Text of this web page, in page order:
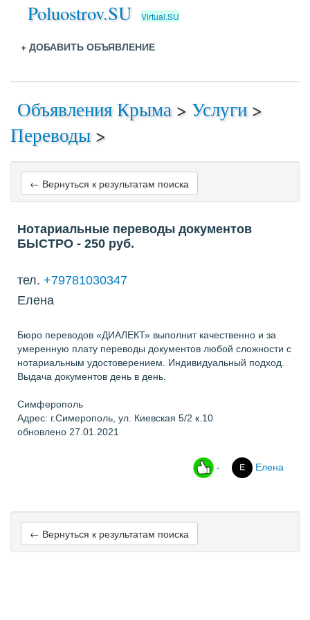
Poluostrov.SU Virtual.SU
+ ДОБАВИТЬ ОБЪЯВЛЕНИЕ
Объявления Крыма > Услуги >
Переводы >
← Вернуться к результатам поиска
Нотариальные переводы документов
БЫСТРО - 250 руб.
тел. +79781030347
Елена
Бюро переводов «ДИАЛЕКТ» выполнит качественно и за
умеренную плату переводы документов любой сложности с
нотариальным удостоверением. Индивидуальный подход.
Выдача документов день в день.
Симферополь
Адрес: г.Симерополь, ул. Киевская 5/2 к.10
обновлено 27.01.2021
- Елена
← Вернуться к результатам поиска